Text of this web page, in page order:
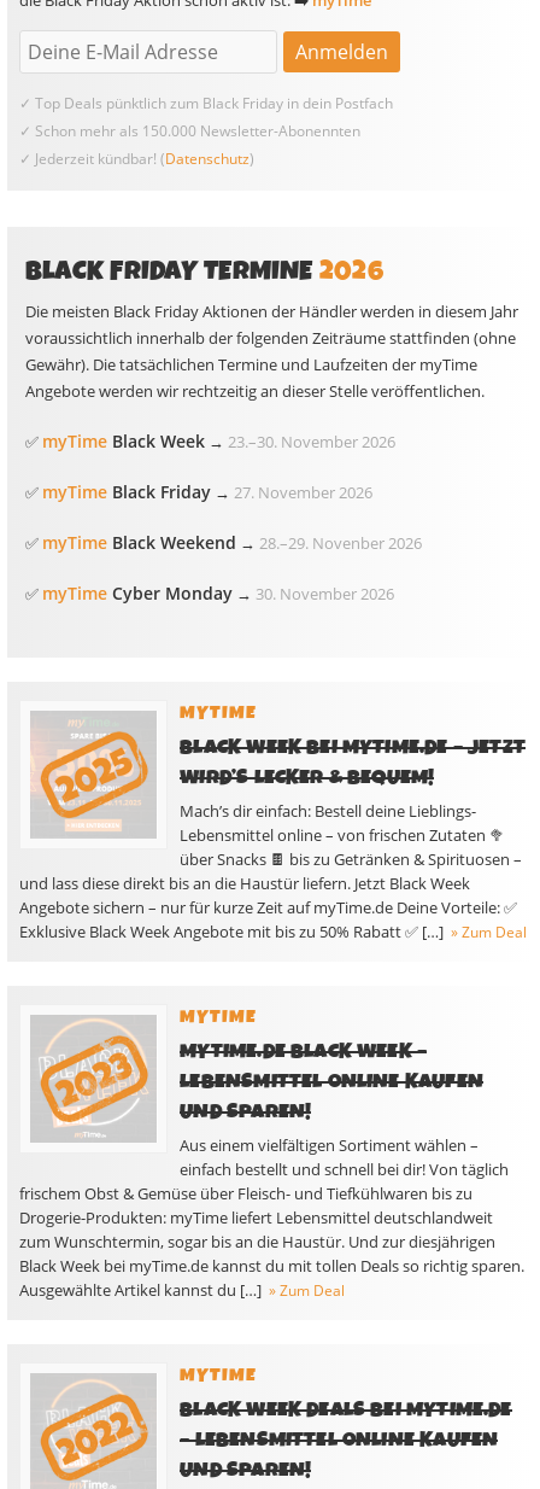
✓ Top Deals pünktlich zum Black Friday in dein Postfach
✓ Schon mehr als 150.000 Newsletter-Abonennten
✓ Jederzeit kündbar! (Datenschutz)
BLACK FRIDAY TERMINE2026
Die meisten Black Friday Aktionen der Händler werden in diesem Jahr
voraussichtlich innerhalb der folgenden Zeiträume stattfinden (ohne
Gewähr). Die tatsächlichen Termine und Laufzeiten der myTime
Angebote werden wir rechtzeitig an dieser Stelle veröffentlichen.
✅ myTime Black Week → 23.–30. November 2026
✅ myTime Black Friday → 27. November 2026
✅ myTime Black Weekend → 28.–29. Novenber 2026
✅ myTime Cyber Monday → 30. November 2026
MYTIME
BLACK WEEK BEI MYTIME.DE – JETZT
WIRD’S LECKER & BEQUEM!
Mach’s dir einfach: Bestell deine Lieblings-
Lebensmittel online – von frischen Zutaten 🥦
über Snacks 🍫 bis zu Getränken & Spirituosen –
und lass diese direkt bis an die Haustür liefern. Jetzt Black Week
Angebote sichern – nur für kurze Zeit auf myTime.de Deine Vorteile: ✅
Exklusive Black Week Angebote mit bis zu 50% Rabatt ✅ […] » Zum Deal
MYTIME
MYTIME.DE BLACK WEEK –
LEBENSMITTEL ONLINE KAUFEN
UND SPAREN!
Aus einem vielfältigen Sortiment wählen –
einfach bestellt und schnell bei dir! Von täglich
frischem Obst & Gemüse über Fleisch- und Tiefkühlwaren bis zu
Drogerie-Produkten: myTime liefert Lebensmittel deutschlandweit
zum Wunschtermin, sogar bis an die Haustür. Und zur diesjährigen
Black Week bei myTime.de kannst du mit tollen Deals so richtig sparen.
Ausgewählte Artikel kannst du […] » Zum Deal
MYTIME
BLACK WEEK DEALS BEI MYTIME.DE
– LEBENSMITTEL ONLINE KAUFEN
UND SPAREN!